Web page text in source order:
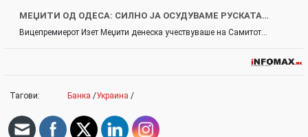
МЕЏИТИ ОД ОДЕСА: СИЛНО ЈА ОСУДУВАМЕ РУСКАТА…
Вицепремиерот Изет Меџити денеска учествуваше на Самитот…
Тагови: Банка /Украина /